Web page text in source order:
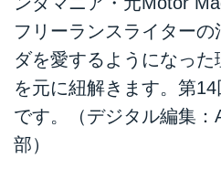
フリーランスライター
ダを愛するようになっ
を元に紐解きます。第14
です。（デジタル編集：
部）